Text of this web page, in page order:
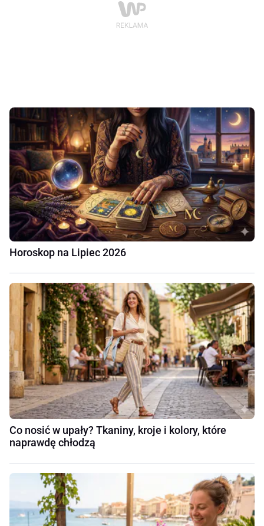
Horoskop na Lipiec 2026
Co nosić w upały? Tkaniny, kroje i kolory, które
naprawdę chłodzą